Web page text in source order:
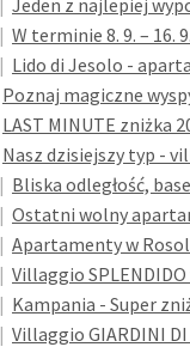
Jeden z najlepiej
| W terminie 8. 9. – 16.
| Lido di Jesolo -
Poznaj magiczne
LAST MINUTE zniżka
Nasz dzisiejszy typ -
| Bliska odległość,
| Ostatni wolny
| Apartamenty w
| Villaggio
| Kampania - Super
| Villaggio GIARDINI